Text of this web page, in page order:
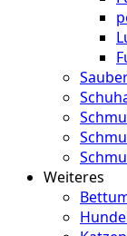
Weiteres